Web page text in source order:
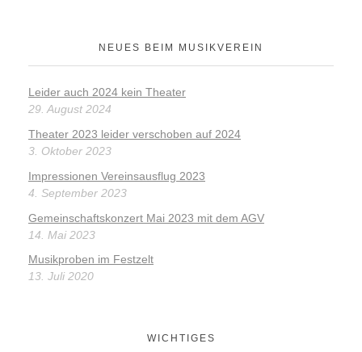
NEUES BEIM MUSIKVEREIN
Leider auch 2024 kein Theater
29. August 2024
Theater 2023 leider verschoben auf 2024
3. Oktober 2023
Impressionen Vereinsausflug 2023
4. September 2023
Gemeinschaftskonzert Mai 2023 mit dem AGV
14. Mai 2023
Musikproben im Festzelt
13. Juli 2020
WICHTIGES